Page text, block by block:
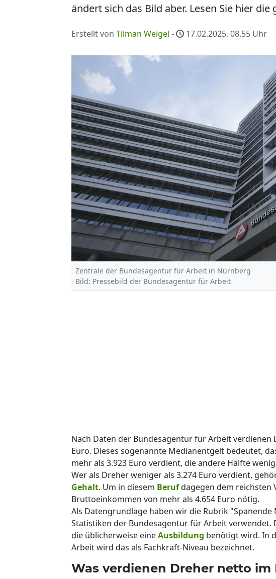
ändert sich das Bild aber. Lesen Sie hier
Erstellt von Tilman Weigel - 17.02.2025, 08.55 Uhr
Zentrale der Bundesagentur für Arbeit in Nürnberg
Bild: Pressebild der Bundesagentur für Arbeit
Nach Daten der Bundesagentur für Arbeit
Euro. Dieses sogenannte Medianentgelt bedeutet,
mehr als 3.923 Euro verdient, die andere Hälfte
Wer als Dreher weniger als 3.274 Euro verdient,
Gehalt. Um in diesem Berufdagegen dem reichsten
Bruttoeinkommen von mehr als 4.654 Euro nötig.
Als Datengrundlage haben wir die Rubrik
Statistiken der Bundesagentur für Arbeit verwendet.
die üblicherweise eineAusbildung benötigt wird. In
Arbeit wird das als Fachkraft-Niveau bezeichnet.
Was verdienen Dreher netto im